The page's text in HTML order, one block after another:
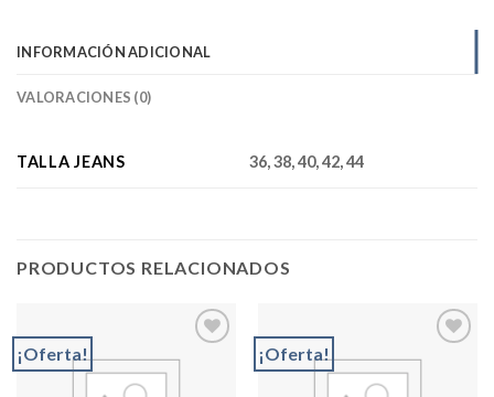
INFORMACIÓN ADICIONAL
VALORACIONES (0)
TALLA JEANS 36, 38, 40, 42, 44
PRODUCTOS RELACIONADOS
¡Oferta! ¡Oferta!